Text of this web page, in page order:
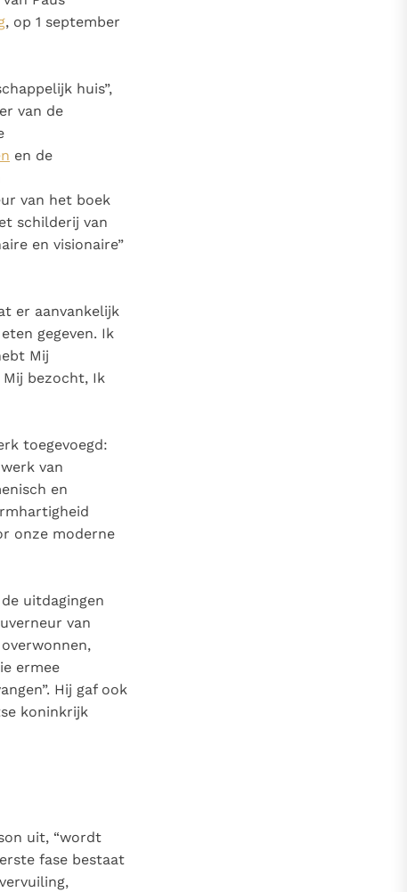
, op 1 september
huis”,
van de
en de
van het boek
schilderij van
en visionaire”
er aanvankelijk
gegeven. Ik
Mij
Mij bezocht, Ik
toegevoegd:
van
en
onze moderne
uitdagingen
van
ermee
Hij gaf ook
koninkrijk
uit, “wordt
fase bestaat